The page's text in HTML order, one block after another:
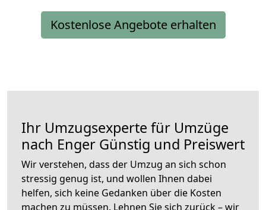
Kostenlose Angebote erhalten
Ihr Umzugsexperte für Umzüge
nach Enger Günstig und Preiswert
Wir verstehen, dass der Umzug an sich schon
stressig genug ist, und wollen Ihnen dabei
helfen, sich keine Gedanken über die Kosten
machen zu müssen. Lehnen Sie sich zurück – wir